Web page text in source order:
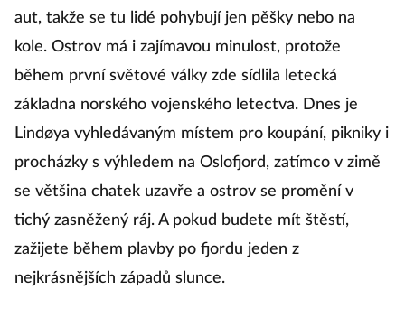
aut, takže se tu lidé pohybují jen pěšky nebo na
kole. Ostrov má i zajímavou minulost, protože
během první světové války zde sídlila letecká
základna norského vojenského letectva. Dnes je
Lindøya vyhledávaným místem pro koupání, pikniky i
procházky s výhledem na Oslofjord, zatímco v zimě
se většina chatek uzavře a ostrov se promění v
tichý zasněžený ráj. A pokud budete mít štěstí,
zažijete během plavby po fjordu jeden z
nejkrásnějších západů slunce.